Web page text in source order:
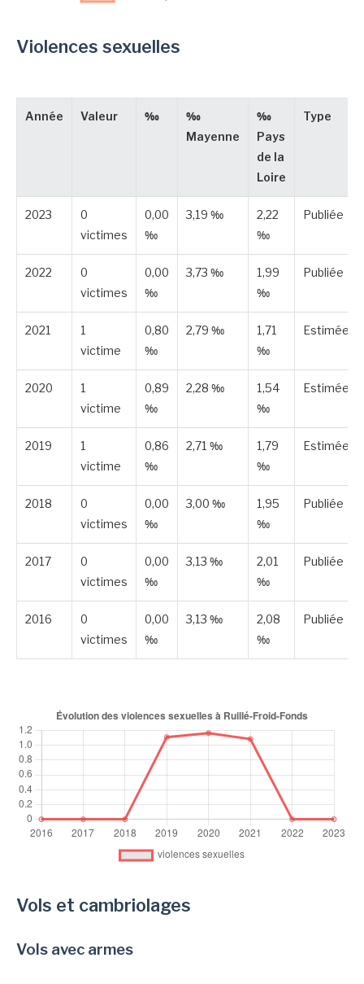
Violences sexuelles
Année Valeur ‰
‰
Mayenne
‰
Pays
de la
Loire
Type
2023
0
victimes
0,00
‰
3,19 ‰
2,22
‰
Publiée
2022
0
victimes
0,00
‰
3,73 ‰
1,99
‰
Publiée
2021
1
victime
0,80
‰
2,79 ‰
1,71
‰
Estimée
2020
1
victime
0,89
‰
2,28 ‰
1,54
‰
Estimée
2019
1
victime
0,86
‰
2,71 ‰
1,79
‰
Estimée
2018
0
victimes
0,00
‰
3,00 ‰
1,95
‰
Publiée
2017
0
victimes
0,00
‰
3,13 ‰
2,01
‰
Publiée
2016
0
victimes
0,00
‰
3,13 ‰
2,08
‰
Publiée
Vols et cambriolages
Vols avec armes